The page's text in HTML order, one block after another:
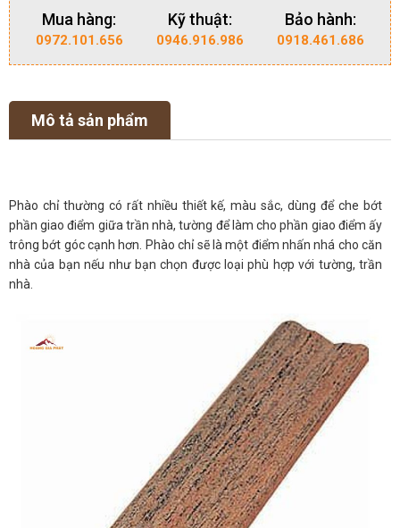
Mua hàng:
0972.101.656
Kỹ thuật:
0946.916.986
Bảo hành:
0918.461.686
Mô tả sản phẩm
Phào chỉ thường có rất nhiều thiết kế, màu sắc, dùng để che bớt
phần giao điểm giữa trần nhà, tường để làm cho phần giao điểm ấy
trông bớt góc cạnh hơn. Phào chỉ sẽ là một điểm nhấn nhá cho căn
nhà của bạn nếu như bạn chọn được loại phù hợp với tường, trần
nhà.